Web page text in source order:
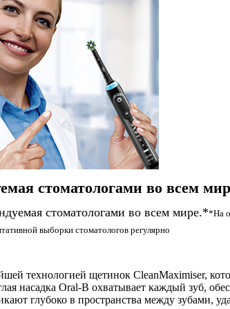
стоматологами во всем
стоматологами во всем мире.**На
выборки стоматологов регулярно
технологией щетинок CleanMaximiser,
насадка Oral-B охватывает каждый зуб,
глубоко в пространства между зубами,